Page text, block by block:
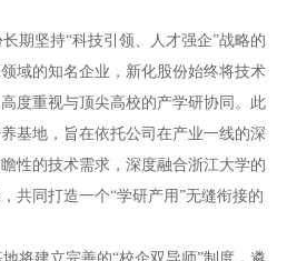
期坚持“科技引领、人才强企”战略的
域的知名企业，新化股份始终将技术
度重视与顶尖高校的产学研协同。此
基地，旨在依托公司在产业一线的深
性的技术需求，深度融合浙江大学的
共同打造一个“学研产用”无缝衔接的